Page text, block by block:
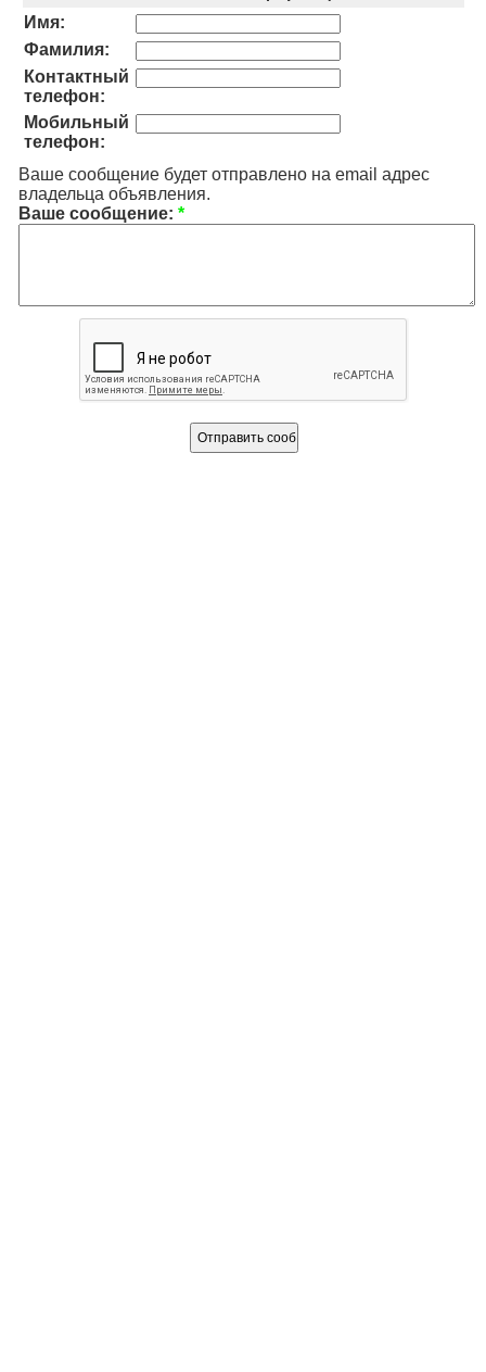
Имя:
Фамилия:
Контактный
телефон:
Мобильный
телефон:
Ваше сообщение будет отправлено на email адрес
владельца объявления.
Ваше сообщение: *